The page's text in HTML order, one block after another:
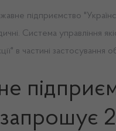
підприємство
Система управління
в частині застосування
запрошує